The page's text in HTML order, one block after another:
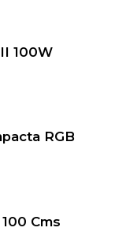
100W
RGB
Cms